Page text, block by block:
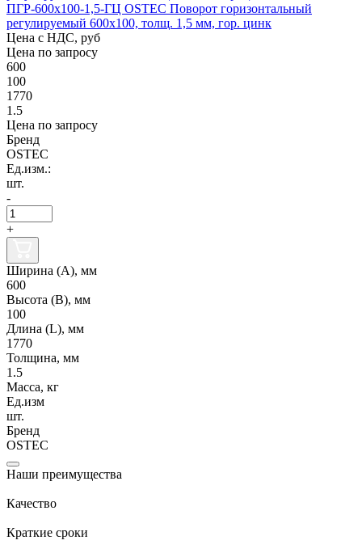
ПГР-600х100-1,5-ГЦ OSTEC Поворот горизонтальный
регулируемый 600х100, толщ. 1,5 мм, гор. цинк
Цена с НДС, руб
Цена по запросу
600
100
1770
1.5
Цена по запросу
Бренд
OSTEC
Ед.изм.:
шт.
-
+
Ширина (А), мм
600
Высота (В), мм
100
Длина (L), мм
1770
Толщина, мм
1.5
Масса, кг
Ед.изм
шт.
Бренд
OSTEC
Наши преимущества
Качество
Краткие сроки